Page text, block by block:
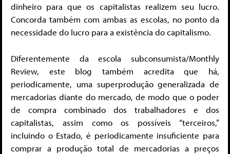
dinheiro para que os capitalistas realizem seu lucro.
Concorda também com ambas as escolas, no ponto da
necessidade do lucro para a existência do capitalismo.
Diferentemente da escola subconsumista/Monthly
Review, este blog também acredita que há,
periodicamente, uma superprodução generalizada de
mercadorias diante do mercado, de modo que o poder
de compra combinado dos trabalhadores e dos
capitalistas, assim como os possíveis “terceiros,”
incluindo o Estado, é periodicamente insuficiente para
comprar a produção total de mercadorias a preços